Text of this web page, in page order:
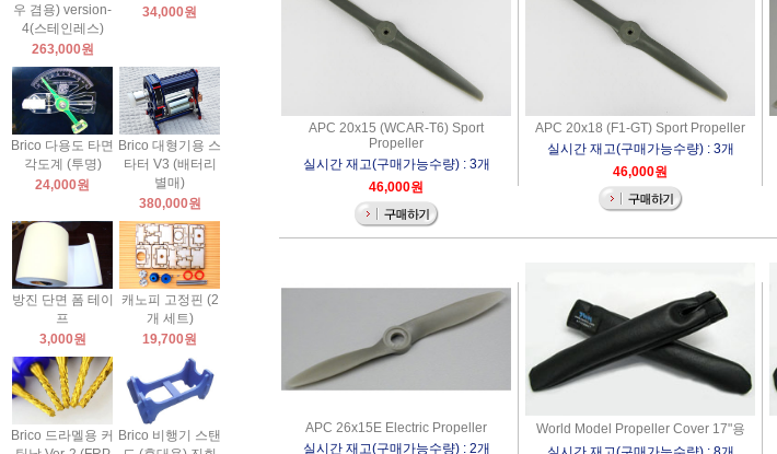
우 겸용) version-
4(스테인레스)
263,000원
34,000원
Brico 다용도 타면
각도계 (투명)
24,000원
Brico 대형기용 스
타터 V3 (배터리
별매)
380,000원
방진 단면 폼 테이
프
3,000원
캐노피 고정핀 (2
개 세트)
19,700원
Brico 드라멜용 커
Brico 비행기 스탠
APC 20x15 (WCAR-T6) Sport
Propeller
실시간 재고(구매가능수량) : 3개
46,000원
APC 20x18 (F1-GT) Sport Propeller
실시간 재고(구매가능수량) : 3개
46,000원
APC 26x15E Electric Propeller
실시간 재고(구매가능수량) : 2개
World Model Propeller Cover 17"용